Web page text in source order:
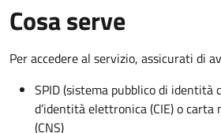
Cosa serve
Per accedere al servizio, assicurati di
SPID (sistema pubblico di identità
d’identità elettronica (CIE) o carta
(CNS)